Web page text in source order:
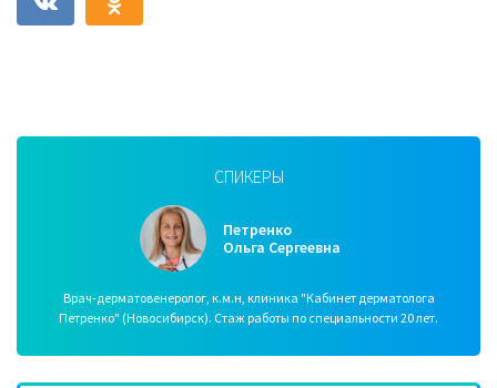
СПИКЕРЫ
Петренко
Ольга Сергеевна
Врач-дерматовенеролог, к.м.н, клиника "Кабинет дерматолога
Петренко" (Новосибирск). Стаж работы по специальности 20 лет.